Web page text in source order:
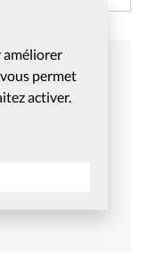
améliorer
permet
activer.